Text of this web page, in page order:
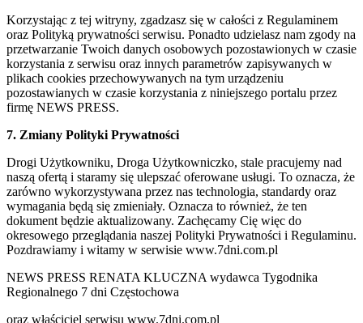
Korzystając z tej witryny, zgadzasz się w całości z Regulaminem
oraz Polityką prywatności serwisu. Ponadto udzielasz nam zgody na
przetwarzanie Twoich danych osobowych pozostawionych w czasie
korzystania z serwisu oraz innych parametrów zapisywanych w
plikach cookies przechowywanych na tym urządzeniu
pozostawianych w czasie korzystania z niniejszego portalu przez
firmę NEWS PRESS.
7. Zmiany Polityki Prywatności
Drogi Użytkowniku, Droga Użytkowniczko, stale pracujemy nad
naszą ofertą i staramy się ulepszać oferowane usługi. To oznacza, że
zarówno wykorzystywana przez nas technologia, standardy oraz
wymagania będą się zmieniały. Oznacza to również, że ten
dokument będzie aktualizowany. Zachęcamy Cię więc do
okresowego przeglądania naszej Polityki Prywatności i Regulaminu.
Pozdrawiamy i witamy w serwisie www.7dni.com.pl
NEWS PRESS RENATA KLUCZNA wydawca Tygodnika
Regionalnego 7 dni Częstochowa
oraz właściciel serwisu www.7dni.com.pl